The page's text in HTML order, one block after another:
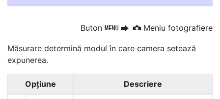
Buton G U C Meniu fotografiere
Măsurare determină modul în care camera setează
expunerea.
Opţiune Descriere